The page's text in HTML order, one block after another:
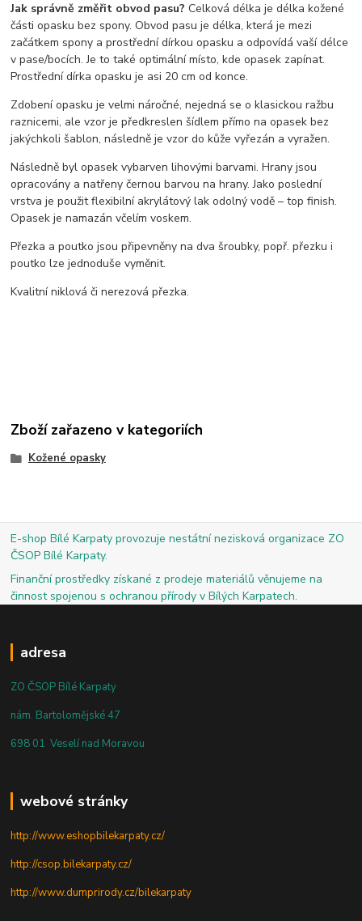
Jak správně změřit obvod pasu?Celková délka je délka kožené
části opasku bez spony. Obvod pasu je délka, která je mezi
začátkem spony a prostřední dírkou opasku a odpovídá vaší délce
v pase/bocích. Je to také optimální místo, kde opasek zapínat.
Prostřední dírka opasku je asi 20 cm od konce.
Zdobení opasku je velmi náročné, nejedná se o klasickou ražbu
raznicemi, ale vzor je předkreslen šídlem přímo na opasek bez
jakýchkoli šablon, následně je vzor do kůže vyřezán a vyražen.
Následně byl opasek vybarven lihovými barvami. Hrany jsou
opracovány a natřeny černou barvou na hrany. Jako poslední
vrstva je použit flexibilní akrylátový lak odolný vodě – top finish.
Opasek je namazán včelím voskem.
Přezka a poutko jsou připevněny na dva šroubky, popř. přezku i
poutko lze jednoduše vyměnit.
Kvalitní niklová či nerezová přezka.
Zboží zařazeno v kategoriích
Kožené opasky
E-shop Bílé Karpaty provozuje nestátní nezisková organizace ZO
ČSOP Bílé Karpaty.
Finanční prostředky získané z prodeje materiálů věnujeme na
činnost spojenou s ochranou přírody v Bílých Karpatech.
adresa
ZO ČSOP Bílé Karpaty
nám. Bartolomějské 47
698 01 Veselí nad Moravou
webové stránky
http://www.eshopbilekarpaty.cz/
http://csop.bilekarpaty.cz/
http://www.dumprirody.cz/bilekarpaty